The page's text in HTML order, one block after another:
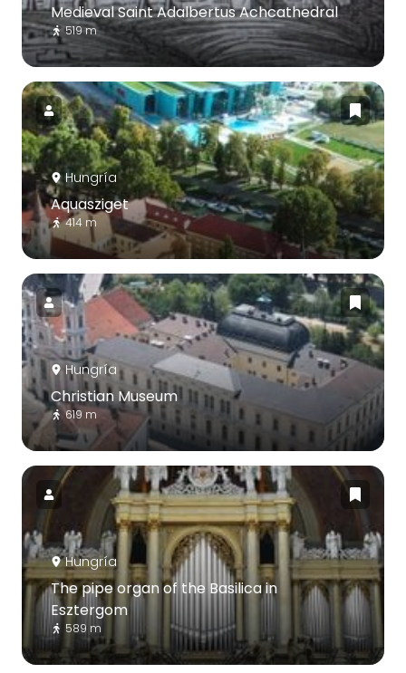
Medieval Saint Adalbertus Achcathedral
519 m
Hungría
Aquasziget
414 m
Hungría
Christian Museum
619 m
Hungría
The pipe organ of the Basilica in
Esztergom
589 m